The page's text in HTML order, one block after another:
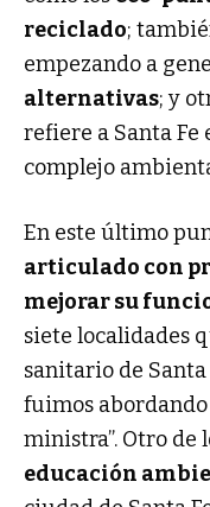
reciclado;
empezando a
alternativas; y
refiere a Santa Fe
complejo
En este último
articulado con
mejorar su
siete localidades
sanitario de Santa
fuimos
ministra”. Otro de
educación